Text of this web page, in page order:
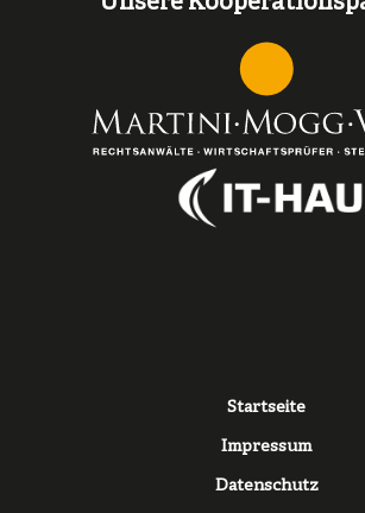
Fußzeile
Startseite
Impressum
Datenschutz